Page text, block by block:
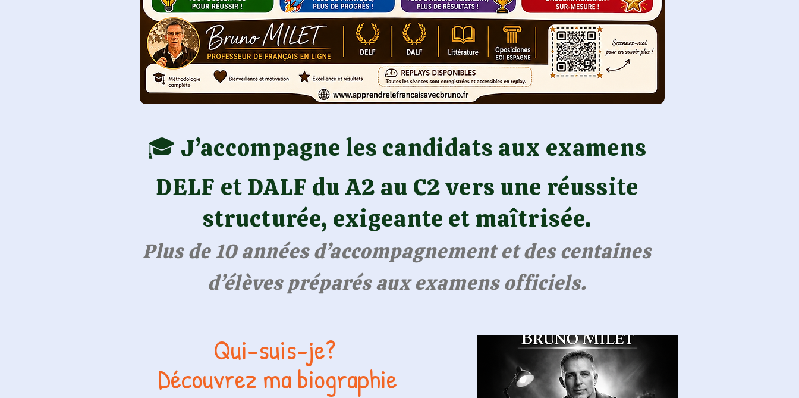
🎓 J’accompagne les candidats aux examens
DELF et DALF du A2 au C2 vers une réussite
structurée, exigeante et maîtrisée.
Plus de 10 années d’accompagnement et des centaines
d’élèves préparés aux examens officiels.
Qui-suis-je?
Découvrez ma biographie